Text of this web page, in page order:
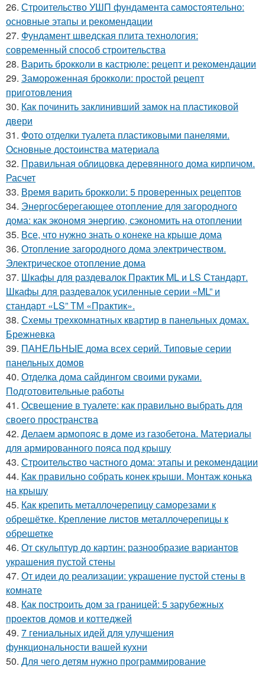
26. Строительство УШП фундамента самостоятельно:
основные этапы и рекомендации
27. Фундамент шведская плита технология:
современный способ строительства
28. Варить брокколи в кастрюле: рецепт и рекомендации
29. Замороженная брокколи: простой рецепт
приготовления
30. Как починить заклинивший замок на пластиковой
двери
31. Фото отделки туалета пластиковыми панелями.
Основные достоинства материала
32. Правильная облицовка деревянного дома кирпичом.
Расчет
33. Время варить брокколи: 5 проверенных рецептов
34. Энергосберегающее отопление для загородного
дома: как экономя энергию, сэкономить на отоплении
35. Все, что нужно знать о конеке на крыше дома
36. Отопление загородного дома электричеством.
Электрическое отопление дома
37. Шкафы для раздевалок Практик ML и LS Стандарт.
Шкафы для раздевалок усиленные серии «ML” и
стандарт «LS” ТМ «Практик».
38. Схемы трехкомнатных квартир в панельных домах.
Брежневка
39. ПАНЕЛЬНЫЕ дома всех серий. Типовые серии
панельных домов
40. Отделка дома сайдингом своими руками.
Подготовительные работы
41. Освещение в туалете: как правильно выбрать для
своего пространства
42. Делаем армопояс в доме из газобетона. Материалы
для армированного пояса под крышу
43. Строительство частного дома: этапы и рекомендации
44. Как правильно собрать конек крыши. Монтаж конька
на крышу
45. Как крепить металлочерепицу саморезами к
обрешётке. Крепление листов металлочерепицы к
обрешетке
46. От скульптур до картин: разнообразие вариантов
украшения пустой стены
47. От идеи до реализации: украшение пустой стены в
комнате
48. Как построить дом за границей: 5 зарубежных
проектов домов и коттеджей
49. 7 гениальных идей для улучшения
функциональности вашей кухни
50. Для чего детям нужно программирование